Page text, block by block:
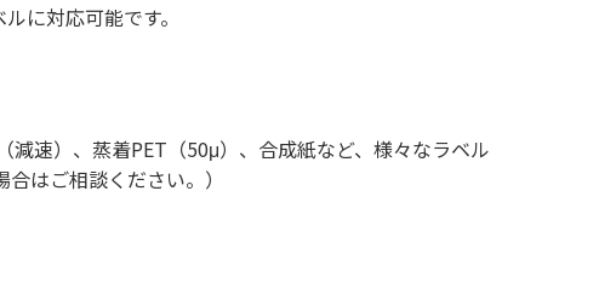
に対応可能です。
速）、蒸着PET（50μ）、合成紙など、様々なラベル
はご相談ください。）